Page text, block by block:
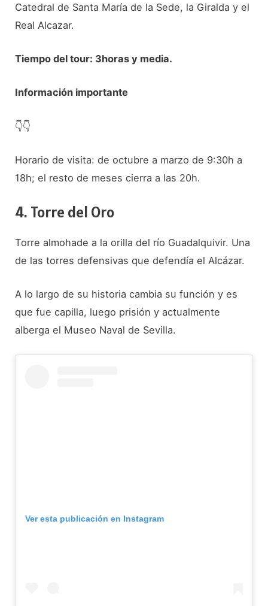
Catedral de Santa María de la Sede, la Giralda y el
Real Alcazar.
Tiempo del tour: 3horas y media.
Información importante
👇​👇​
Horario de visita: de octubre a marzo de 9:30h a
18h; el resto de meses cierra a las 20h.
4. Torre del Oro
Torre almohade a la orilla del río Guadalquivir. Una
de las torres defensivas que defendía el Alcázar.
A lo largo de su historia cambia su función y es
que fue capilla, luego prisión y actualmente
alberga el Museo Naval de Sevilla.
Ver esta publicación en Instagram